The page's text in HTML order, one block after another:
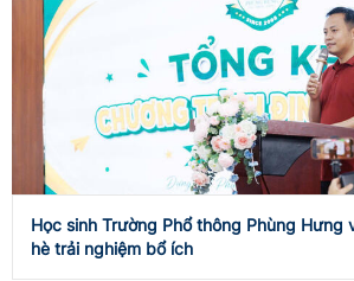
Học sinh Trường Phổ thông Phùng Hưng
hè trải nghiệm bổ ích